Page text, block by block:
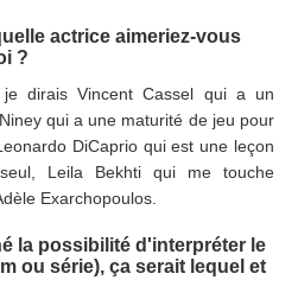
actrice aimeriez-vous
?
dirais Vincent Cassel qui a un
qui a une maturité de jeu pour
DiCaprio qui est une leçon
Leila Bekhti qui me touche
Exarchopoulos.
la possibilité d'interpréter le
ou série), ça serait lequel et